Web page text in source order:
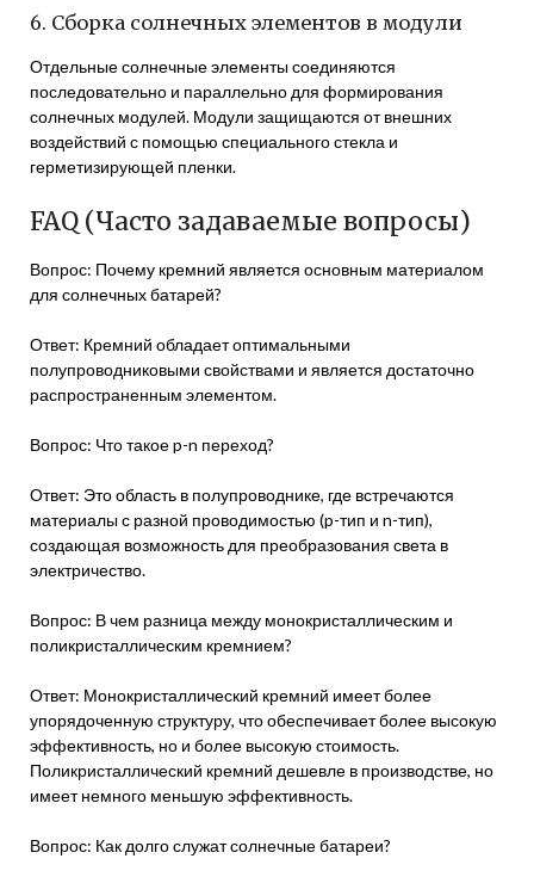
6. Сборка солнечных элементов в модули
Отдельные солнечные элементы соединяются
последовательно и параллельно для формирования
солнечных модулей. Модули защищаются от внешних
воздействий с помощью специального стекла и
герметизирующей пленки.
FAQ (Часто задаваемые вопросы)
Вопрос: Почему кремний является основным материалом
для солнечных батарей?
Ответ: Кремний обладает оптимальными
полупроводниковыми свойствами и является достаточно
распространенным элементом.
Вопрос: Что такое p-n переход?
Ответ: Это область в полупроводнике, где встречаются
материалы с разной проводимостью (p-тип и n-тип),
создающая возможность для преобразования света в
электричество.
Вопрос: В чем разница между монокристаллическим и
поликристаллическим кремнием?
Ответ: Монокристаллический кремний имеет более
упорядоченную структуру, что обеспечивает более высокую
эффективность, но и более высокую стоимость.
Поликристаллический кремний дешевле в производстве, но
имеет немного меньшую эффективность.
Вопрос: Как долго служат солнечные батареи?